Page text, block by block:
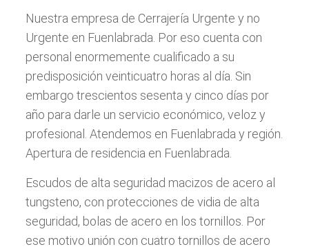
Nuestra empresa de Cerrajería Urgente y no
Urgente en Fuenlabrada. Por eso cuenta con
personal enormemente cualificado a su
predisposición veinticuatro horas al día. Sin
embargo trescientos sesenta y cinco días por
año para darle un servicio económico, veloz y
profesional. Atendemos en Fuenlabrada y región.
Apertura de residencia en Fuenlabrada.
Escudos de alta seguridad macizos de acero al
tungsteno, con protecciones de vidia de alta
seguridad, bolas de acero en los tornillos. Por
ese motivo unión con cuatro tornillos de acero